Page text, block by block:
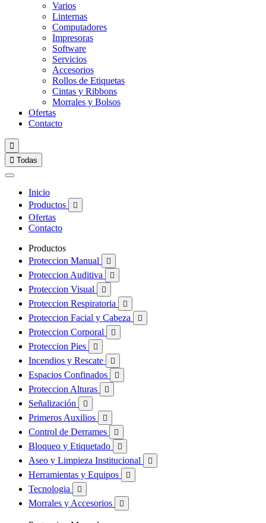
Varios
Linternas
Computadores
Impresoras
Software
Servicios
Accesorios
Rollos de Etiquetas
Cintas y Ribbons
Morrales y Bolsos
Ofertas
Contacto

 Todas
Inicio
Productos

Ofertas
Contacto
Productos
Proteccion Manual

Proteccion Auditiva 
Proteccion Visual 
Proteccion Respiratoria 
Proteccion Facial y Cabeza 
Proteccion Corporal 
Proteccion Pies 
Incendios y Rescate 
Espacios Confinados 
Proteccion Alturas 
Señalización 
Primeros Auxilios 
Control de Derrames 
Bloqueo y Etiquetado 
Aseo y Limpieza Institucional 
Herramientas y Equipos 
Tecnologia 
Morrales y Accesorios 